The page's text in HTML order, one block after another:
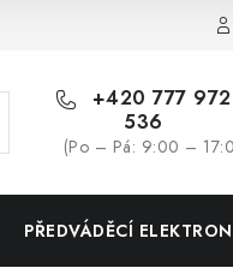
+420 777 972
536
(Po – Pá: 9:00 –
PŘEDVÁDĚCÍ